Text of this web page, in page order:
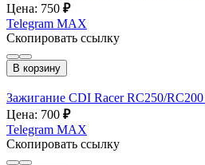
Цена: 750 ₽
Telegram MAX
Скопировать ссылку
В корзину
Зажигание CDI Racer RC250/
Цена: 700 ₽
Telegram MAX
Скопировать ссылку